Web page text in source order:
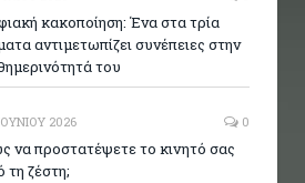
κακοποίηση: Ένα στα τρία
αντιμετωπίζει συνέπειες στην
του
2026 0
να προστατέψετε το κινητό σας
τη ζέστη;